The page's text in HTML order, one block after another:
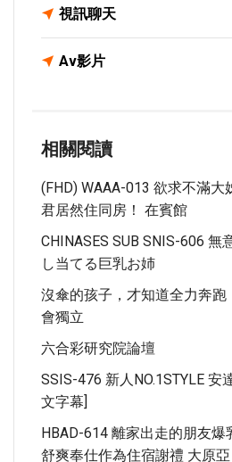
視訊聊天
Av影片
相關閱讀
(FHD) WAAA-013 欲求不滿大
君居然住同房！ 在賓館
CHINASES SUB SNIS-606 無
し当てる巨乳お姉
沒傘的孩子，才知道全力奔
會獨立
六合彩研究院論壇
SSIS-476 新人NO.1STYLE 安
文字幕]
HBAD-614 離家出走的朋友
舒爽奉仕作為住宿謝禮 大原亞